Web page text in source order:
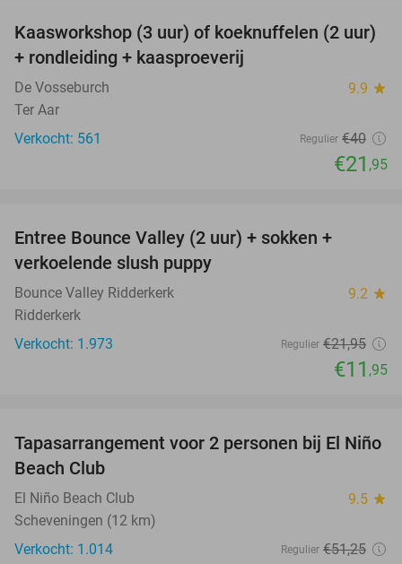
45%
Kaasworkshop (3 uur) of koeknuffelen (2 uur)
+ rondleiding + kaasproeverij
De Vosseburch 9.9 star
Ter Aar
Verkocht: 561
Regulier €40
€21 ,95
Entree Bounce Valley (2 uur) + sokken +
verkoelende slush puppy
Bounce Valley Ridderkerk 9.2 star
Ridderkerk
Verkocht: 1.973
Regulier €21,95
€11 ,95
51%
Tapasarrangement voor 2 personen bij El Niño
Beach Club
El Niño Beach Club 9.5 star
Scheveningen (12 km)
Verkocht: 1.014
Regulier €51,25